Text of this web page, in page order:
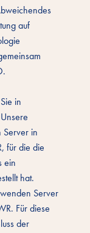
auf
in
in
für die die
ein
hat.
Server
Für diese
der